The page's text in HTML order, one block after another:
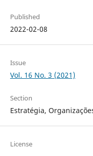
Published
2022-02-08
Issue
Vol. 16 No. 3 (2021)
Section
Estratégia,
License